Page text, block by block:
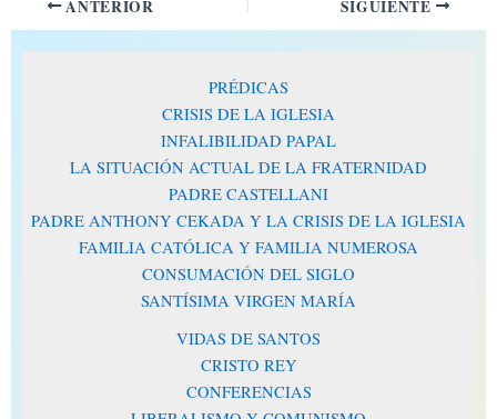
ANTERIOR SIGUIENTE
PRÉDICAS
CRISIS DE LA IGLESIA
INFALIBILIDAD PAPAL
LA SITUACIÓN ACTUAL DE LA FRATERNIDAD
PADRE CASTELLANI
PADRE ANTHONY CEKADA Y LA CRISIS DE LA IGLESIA
FAMILIA CATÓLICA Y FAMILIA NUMEROSA
CONSUMACIÓN DEL SIGLO
SANTÍSIMA VIRGEN MARÍA
VIDAS DE SANTOS
CRISTO REY
CONFERENCIAS